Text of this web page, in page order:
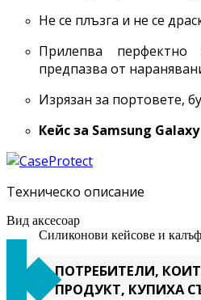
Не се плъзга и не се
Прилепва
предпазва от
Изрязан за портовете,
Кейс за Samsung Galaxy
Техническо описание
Вид аксесоар
Силиконови кейсове и
ПОТРЕБИТЕЛИ,
ПРОДУКТ, КУПИХА